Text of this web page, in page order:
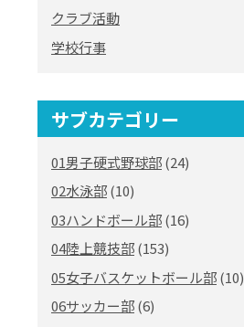
クラブ活動
学校行事
サブカテゴリー
01男子硬式野球部(24)
02水泳部(10)
03ハンドボール部(16)
04陸上競技部(153)
05女子バスケットボール部(10)
06サッカー部(6)